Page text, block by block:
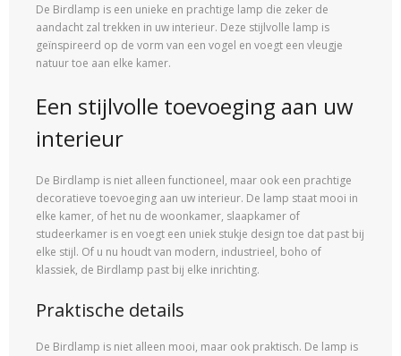
De Birdlamp is een unieke en prachtige lamp die zeker de
aandacht zal trekken in uw interieur. Deze stijlvolle lamp is
geïnspireerd op de vorm van een vogel en voegt een vleugje
natuur toe aan elke kamer.
Een stijlvolle toevoeging aan uw
interieur
De Birdlamp is niet alleen functioneel, maar ook een prachtige
decoratieve toevoeging aan uw interieur. De lamp staat mooi in
elke kamer, of het nu de woonkamer, slaapkamer of
studeerkamer is en voegt een uniek stukje design toe dat past bij
elke stijl. Of u nu houdt van modern, industrieel, boho of
klassiek, de Birdlamp past bij elke inrichting.
Praktische details
De Birdlamp is niet alleen mooi, maar ook praktisch. De lamp is